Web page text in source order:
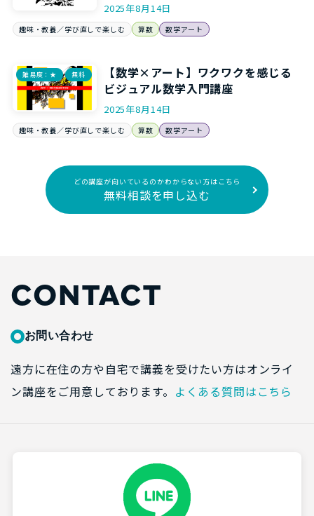
2025年8月14日
趣味・教養／学び直しで楽しむ 算数 数学アート
難易度：★ 無料
【数学×アート】ワクワクを感じる
ビジュアル数学入門講座
2025年8月14日
趣味・教養／学び直しで楽しむ 算数 数学アート
どの講座が向いているのかわからない方はこちら
無料相談を申し込む
CONTACT
お問い合わせ
遠方に在住の方や自宅で講義を受けたい方はオンライ
ン講座をご用意しております。 よくある質問はこちら